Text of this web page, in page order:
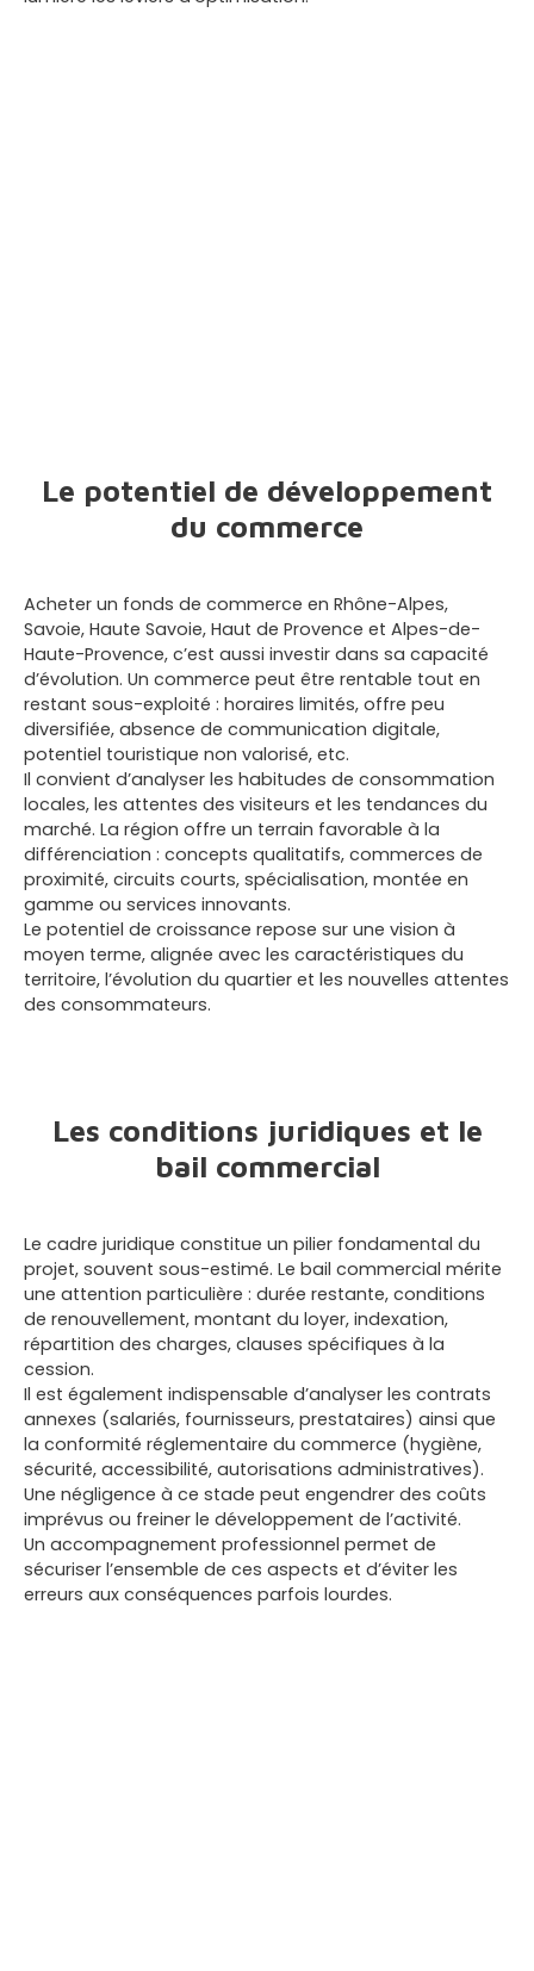
Le potentiel de développement
du commerce
Acheter un fonds de commerce en Rhône-Alpes,
Savoie, Haute Savoie, Haut de Provence et Alpes-de-
Haute-Provence, c’est aussi investir dans sa capacité
d’évolution. Un commerce peut être rentable tout en
restant sous-exploité : horaires limités, offre peu
diversifiée, absence de communication digitale,
potentiel touristique non valorisé, etc.
Il convient d’analyser les habitudes de consommation
locales, les attentes des visiteurs et les tendances du
marché. La région offre un terrain favorable à la
différenciation : concepts qualitatifs, commerces de
proximité, circuits courts, spécialisation, montée en
gamme ou services innovants.
Le potentiel de croissance repose sur une vision à
moyen terme, alignée avec les caractéristiques du
territoire, l’évolution du quartier et les nouvelles attentes
des consommateurs.
Les conditions juridiques et le
bail commercial
Le cadre juridique constitue un pilier fondamental du
projet, souvent sous-estimé. Le bail commercial mérite
une attention particulière : durée restante, conditions
de renouvellement, montant du loyer, indexation,
répartition des charges, clauses spécifiques à la
cession.
Il est également indispensable d’analyser les contrats
annexes (salariés, fournisseurs, prestataires) ainsi que
la conformité réglementaire du commerce (hygiène,
sécurité, accessibilité, autorisations administratives).
Une négligence à ce stade peut engendrer des coûts
imprévus ou freiner le développement de l’activité.
Un accompagnement professionnel permet de
sécuriser l’ensemble de ces aspects et d’éviter les
erreurs aux conséquences parfois lourdes.